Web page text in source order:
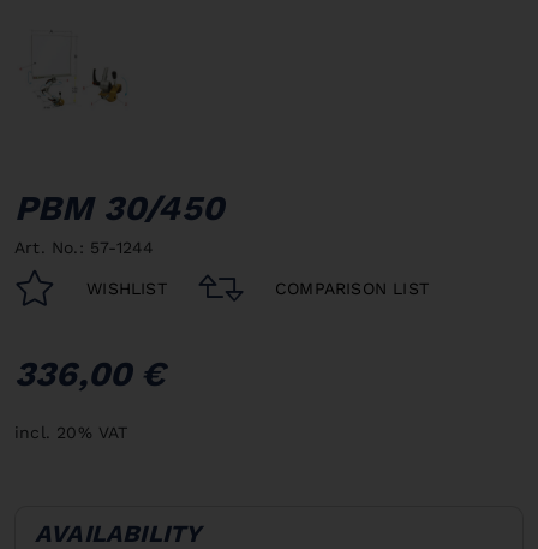
PBM 30/450
Art. No.: 57-1244
WISHLIST COMPARISON LIST
336,00 €
incl. 20% VAT
AVAILABILITY